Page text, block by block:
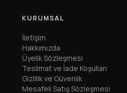
KURUMSAL
İletişim
Hakkımızda
Üyelik Sözleşmesi
Teslimat ve İade Koşulları
Gizlilik ve Güvenlik
Mesafeli Satış Sözleşmesi